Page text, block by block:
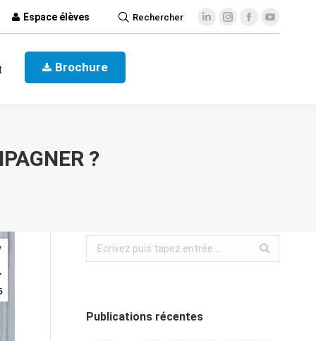
Espace élèves Rechercher
Brochure
?
Publications récentes